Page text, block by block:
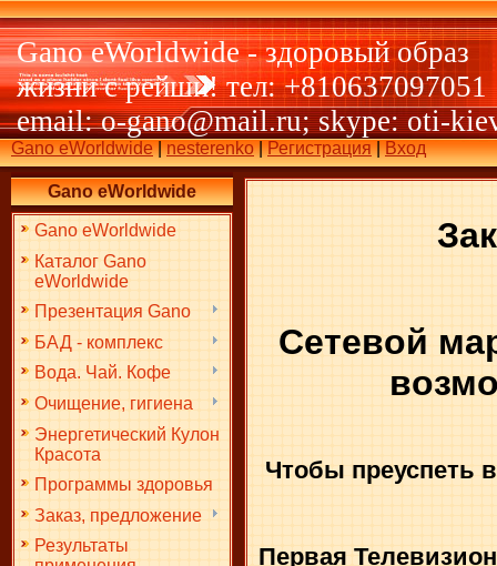
Gano eWorldwide - здоровый образ
жизни с рейши! тел: +810637097051
email: o-gano@mail.ru; skype: oti-
Gano eWorldwide|nesterenko|Регистрация|Вход
Gano eWorldwide
Gano eWorldwide
Каталог Gano
eWorldwide
Презентация Gano
БАД - комплекс
Вода. Чай. Кофе
Очищение, гигиена
Энергетический Кулон
Красота
Программы здоровья
Заказ, предложение
Результаты
Сетевой
Чтобы преуспеть
Первая